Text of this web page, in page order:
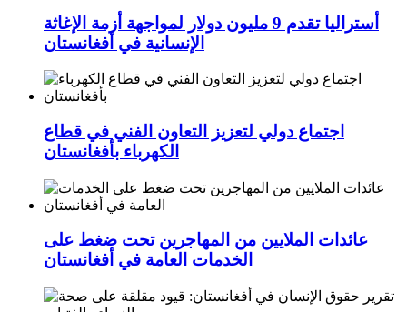
أستراليا تقدم 9 مليون دولار لمواجهة أزمة الإغاثة
الإنسانية في أفغانستان
اجتماع دولي لتعزيز التعاون الفني في قطاع
الكهرباء بأفغانستان
عائدات الملايين من المهاجرين تحت ضغط على
الخدمات العامة في أفغانستان